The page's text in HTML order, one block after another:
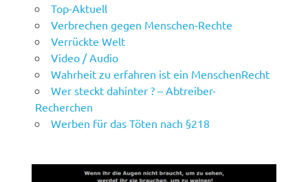
Top-Aktuell
Verbrechen gegen Menschen-Rechte
Verrückte Welt
Video / Audio
Wahrheit zu erfahren ist ein MenschenRecht
Wer steckt dahinter ? – Abtreiber-
Recherchen
Werben für das Töten nach §218